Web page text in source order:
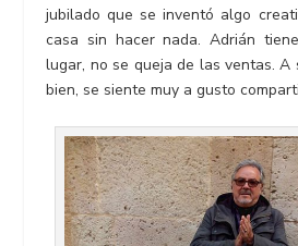
jubilado que se inventó algo
casa sin hacer nada. Adrián
lugar, no se queja de las ventas. A
bien, se siente muy a gusto